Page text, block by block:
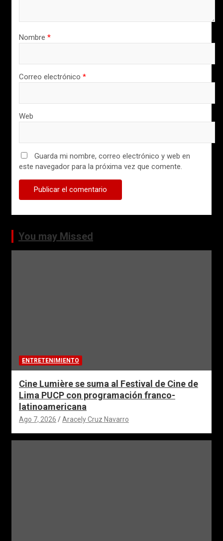
Nombre *
Correo electrónico *
Web
Guarda mi nombre, correo electrónico y web en
este navegador para la próxima vez que comente.
You may Missed
ENTRETENIMIENTO
Cine Lumière se suma al Festival de Cine de
Lima PUCP con programación franco-
latinoamericana
Ago 7, 2026 Aracely Cruz Navarro